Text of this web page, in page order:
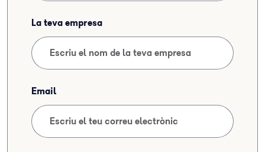
La teva empresa
Email